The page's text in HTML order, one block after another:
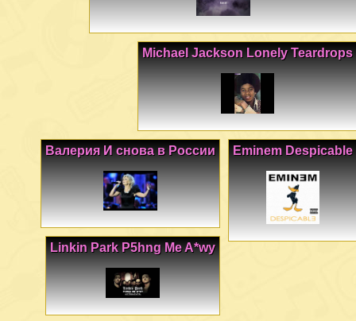
Michael Jackson Lonely Teardrops
Eminem Despicable
Валерия И снова в России
Linkin Park P5hng Me A*wy